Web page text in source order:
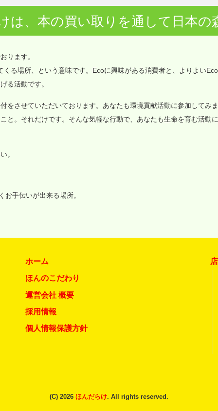
は、本の買い取りを通して日本の
ります。
る場所、という意味です。Ecoに興味がある消費者と、よりよい
る活動です。
をさせていただいております。あなたも環境貢献活動に参加してみ
と。それだけです。そんな気軽な行動で、あなたも生命を育む活動
。
手伝いが出来る場所。
ホーム
ほんのこだわり
運営会社 概要
採用情報
個人情報保護方針
(C) 2026 ほんだらけ. All rights reserved.